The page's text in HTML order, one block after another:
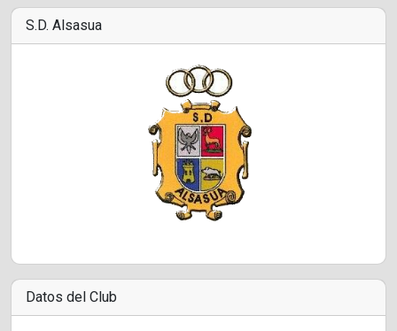
S.D. Alsasua
Datos del Club